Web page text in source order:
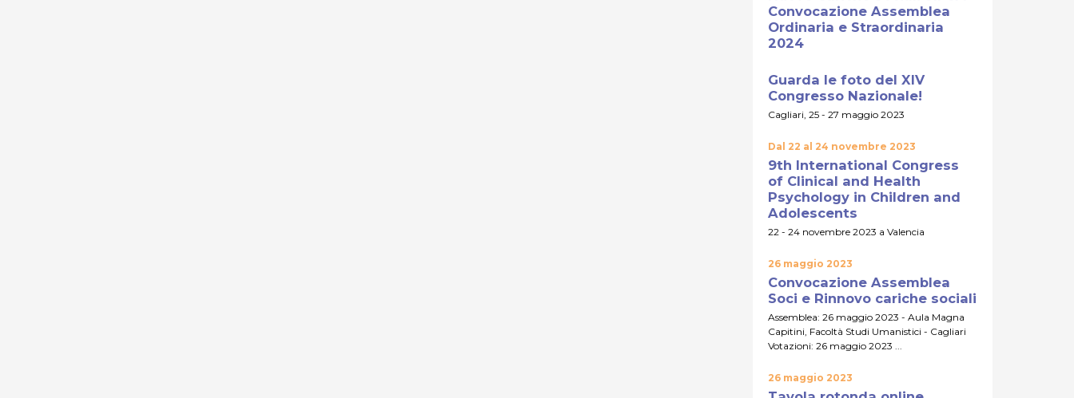
Convocazione Assemblea
Ordinaria e Straordinaria
2024
Guarda le foto del XIV
Congresso Nazionale!
Cagliari, 25 - 27 maggio 2023
Dal 22 al 24 novembre 2023
9th International Congress
of Clinical and Health
Psychology in Children and
Adolescents
22 - 24 novembre 2023 a Valencia
26 maggio 2023
Convocazione Assemblea
Soci e Rinnovo cariche sociali
Assemblea: 26 maggio 2023 - Aula Magna
Capitini, Facoltà Studi Umanistici - Cagliari
Votazioni: 26 maggio 2023 ...
26 maggio 2023